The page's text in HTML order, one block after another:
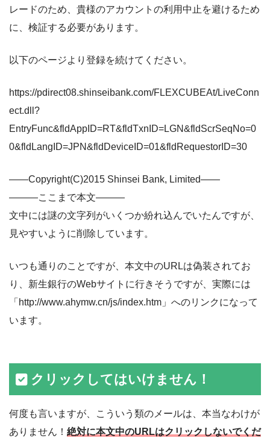
レードのため、貴様のアカウントの利用中止を避けるため
に、検証する必要があります。
以下のページより登録を続けてください。
https://pdirect08.shinseibank.com/FLEXCUBEAt/LiveConn
ect.dll?
EntryFunc&fldAppID=RT&fldTxnID=LGN&fldScrSeqNo=0
0&fldLangID=JPN&fldDeviceID=01&fldRequestorID=30
――Copyright(C)2015 Shinsei Bank, Limited――
———ここまで本文———
文中には謎の文字列がいくつか紛れ込んでいたんですが、
見やすいように削除しています。
いつも通りのことですが、本文中のURLは偽装されてお
り、新生銀行のWebサイトに行きそうですが、実際には
「http://www.ahymw.cn/js/index.htm」へのリンクになって
います。
クリックしてはいけません！
何度も言いますが、こういう類のメールは、本当なわけが
ありません！ 絶対に本文中のURLはクリックしないでくだ